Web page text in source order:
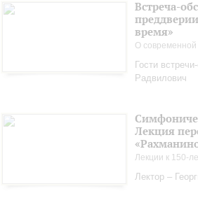
Встреча-
время»
О
Гости
Радвилович
Лекция
Лекции к 150-
Лектор –